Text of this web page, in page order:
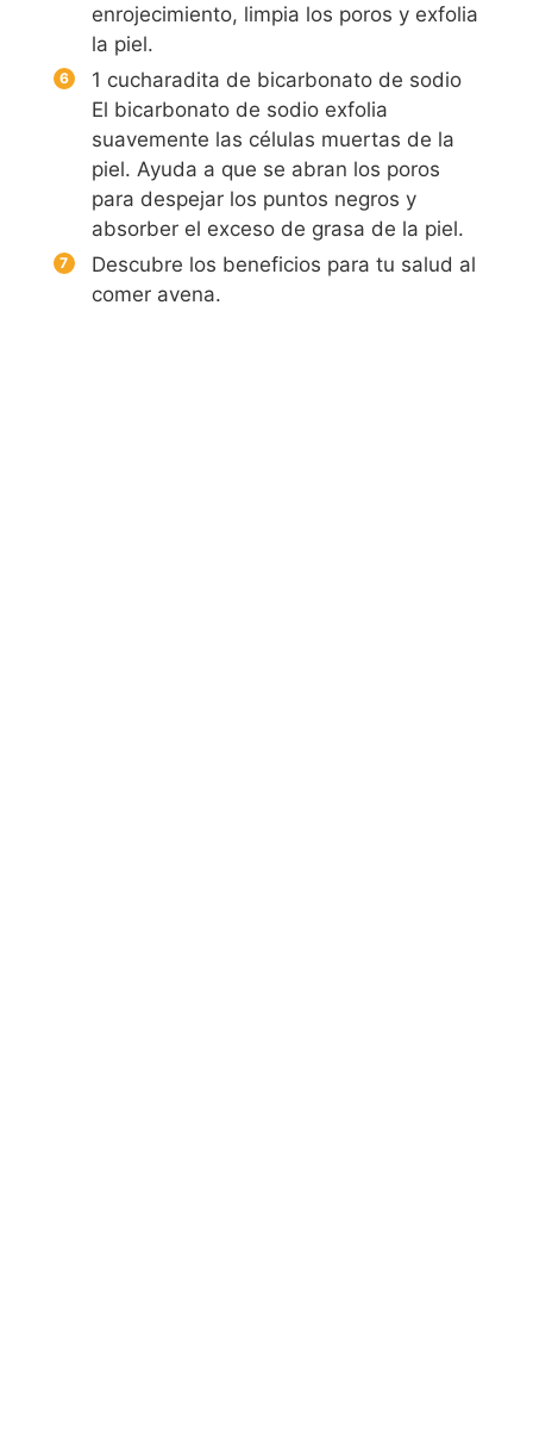
enrojecimiento, limpia los poros y exfolia
la piel.
1 cucharadita de bicarbonato de sodio
El bicarbonato de sodio exfolia
suavemente las células muertas de la
piel. Ayuda a que se abran los poros
para despejar los puntos negros y
absorber el exceso de grasa de la piel.
Descubre los beneficios para tu salud al
comer avena.